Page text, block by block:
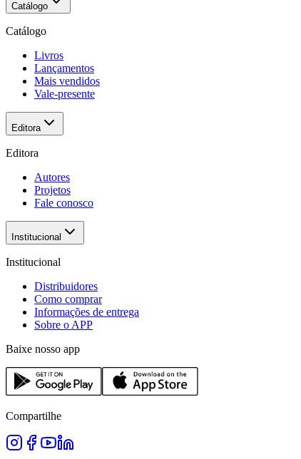
Catálogo
Catálogo
Livros
Lançamentos
Mais vendidos
Vale-presente
Editora
Editora
Autores
Projetos
Fale conosco
Institucional
Institucional
Distribuidores
Como comprar
Informações de entrega
Sobre o APP
Baixe nosso app
Compartilhe